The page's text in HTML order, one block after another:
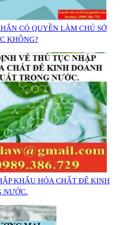
CÓ QUYỀN LÀM CHỦ SỞ
KHÔNG?
KHẨU HÓA CHẤT ĐỂ KINH
NƯỚC.